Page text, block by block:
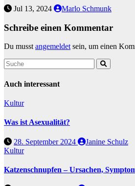
Jul 13, 2024 Marlo Schmunk
Schreibe einen Kommentar
Du musstangemeldetsein, um einen
Auch interessant
Kultur
Was ist Asexualität?
28. September 2024
Janine Schulz
Kultur
Katzenschnupfen – Ursachen,